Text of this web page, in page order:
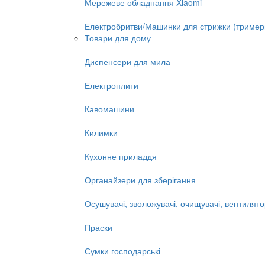
Мережеве обладнання Xiaomi
Електробритви/Машинки для стрижки
Товари для дому
Диспенсери для мила
Електроплити
Кавомашини
Килимки
Кухонне приладдя
Органайзери для зберігання
Осушувачі, зволожувачі, очищувачі,
Праски
Сумки господарські